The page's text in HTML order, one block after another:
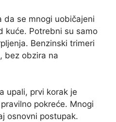
da se mnogi uobičajeni
kuće. Potrebni su samo
Benzinski trimeri
bez obzira na
upali, prvi korak je
pokreće. Mnogi
osnovni postupak.